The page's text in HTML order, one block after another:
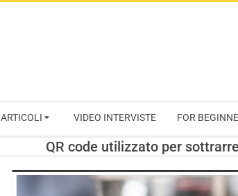
ARTICOLI VIDEO INTERVISTE FOR
QR code utilizzato per